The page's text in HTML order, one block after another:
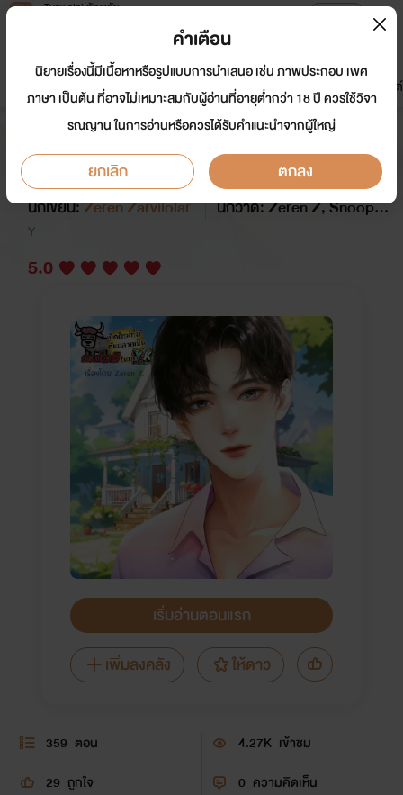
Tunwalai ธัญวลัย
หน้าแรก นิยาย อีบุ๊ก การ์ตูน
มาใหม่
ดรีมแชท ธัญลิสต์
เกิดใหม่ทั้งที ดันกลายเป็นคนเห็นผีใน
ยุค Y2K! [BL]
นักเขียน:Zeren Zarviiolar
นักวาด: Zeren Z, Snoopy2
1
Y
5.0
เริ่มอ่านตอนแรก
เพิ่มลงคลัง
ให้ดาว
359 ตอน 4.27K เข้าชม
29 ถูกใจ 0 ความคิดเห็น
คำเตือน
นิยายเรื่องนี้มีเนื้อหาหรือรูปแบบการนำเสนอ เช่น ภาพประกอบ เพศ
ภาษา เป็นต้น ที่อาจไม่เหมาะสมกับผู้อ่านที่อายุต่ำกว่า 18 ปี ควรใช้วิจา
รณญาน ในการอ่านหรือควรได้รับคำแนะนำจากผู้ใหญ่
ยกเลิก ตกลง